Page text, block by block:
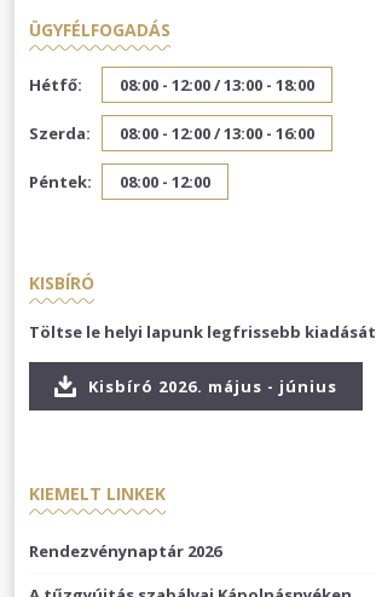
ÜGYFÉLFOGADÁS
Hétfő: 08:00 - 12:00 /13:00 - 18:00
Szerda: 08:00 - 12:00 /13:00 - 16:00
Péntek: 08:00 - 12:00
KISBÍRÓ
Töltse le helyi lapunk legfrissebb kiadását
Kisbíró 2026. május - június
KIEMELT LINKEK
Rendezvénynaptár 2026